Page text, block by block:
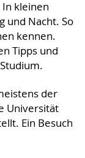
kleinen
und Nacht. So
kennen.
Tipps und
der
Universität
Ein Besuch